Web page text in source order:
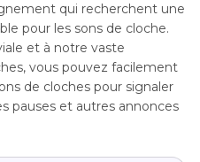
qui recherchent une
pour les sons de cloche.
et à notre vaste
vous pouvez facilement
de cloches pour signaler
pauses et autres annonces